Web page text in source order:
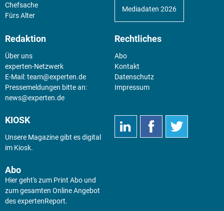
Chefsache
Fürs Alter
Mediadaten 2026
Redaktion
Über uns
experten-Netzwerk
E-Mail:team@experten.de
Pressemeldungen bitte an:
news@experten.de
Rechtliches
Abo
Kontakt
Datenschutz
Impressum
KIOSK
Unsere Magazine gibt es digital
im Kiosk.
Abo
Hier geht's zum Print Abo und
zum gesamten Online Angebot
des expertenReport.